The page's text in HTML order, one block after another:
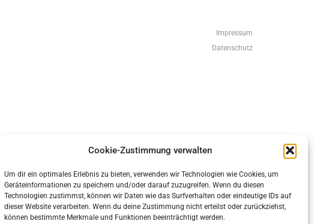
Cookie-Zustimmung verwalten
Um dir ein optimales Erlebnis zu bieten, verwenden wir Technologien wie Cookies, um
Geräteinformationen zu speichern und/oder darauf zuzugreifen. Wenn du diesen
Technologien zustimmst, können wir Daten wie das Surfverhalten oder eindeutige IDs auf
dieser Website verarbeiten. Wenn du deine Zustimmung nicht erteilst oder zurückziehst,
können bestimmte Merkmale und Funktionen beeinträchtigt werden.
Impressum
Datenschutz